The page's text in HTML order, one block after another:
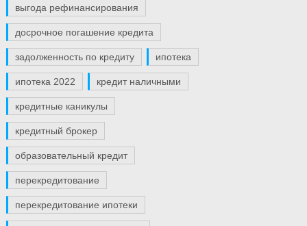
выгода рефинансирования
досрочное погашение кредита
задолженность по кредиту ипотека
ипотека 2022 кредит наличными
кредитные каникулы
кредитный брокер
образовательный кредит
перекредитование
перекредитование ипотеки